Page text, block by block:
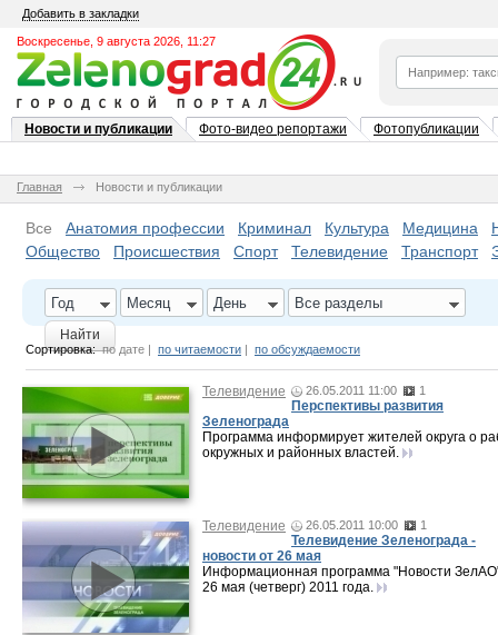
Добавить в закладки
Воскресенье, 9 августа 2026, 11:27
Новости и публикации Фото-видео репортажи Фотопубликации
Главная Новости и публикации
Все Анатомия профессии Криминал Культура Медицина
Общество
Происшествия Спорт Телевидение Транспорт
Год Месяц День Все разделы
Найти
Сортировка: по дате | по читаемости | по обсуждаемости
Телевидение 26.05.2011 11:00 1
Перспективы развития
Зеленограда
Программа информирует жителей округа о
окружных и районных властей.
Телевидение 26.05.2011 10:00 1
Телевидение Зеленограда -
новости от 26 мая
Информационная программа "Новости
26 мая (четверг) 2011 года.